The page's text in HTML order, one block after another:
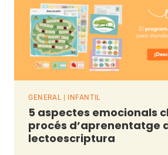
GENERAL | INFANTIL
5 aspectes emocionals
procés d’aprenentatge
lectoescriptura